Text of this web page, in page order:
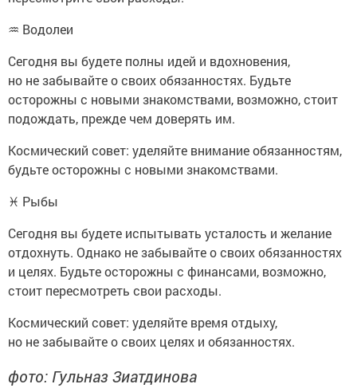
♒ Водолеи
Сегодня вы будете полны идей и вдохновения,
но не забывайте о своих обязанностях. Будьте
осторожны с новыми знакомствами, возможно, стоит
подождать, прежде чем доверять им.
Космический совет: уделяйте внимание обязанностям,
будьте осторожны с новыми знакомствами.
♓ Рыбы
Сегодня вы будете испытывать усталость и желание
отдохнуть. Однако не забывайте о своих обязанностях
и целях. Будьте осторожны с финансами, возможно,
стоит пересмотреть свои расходы.
Космический совет: уделяйте время отдыху,
но не забывайте о своих целях и обязанностях.
фото: Гульназ Зиатдинова